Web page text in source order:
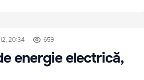
20:34 659
energie electrică,